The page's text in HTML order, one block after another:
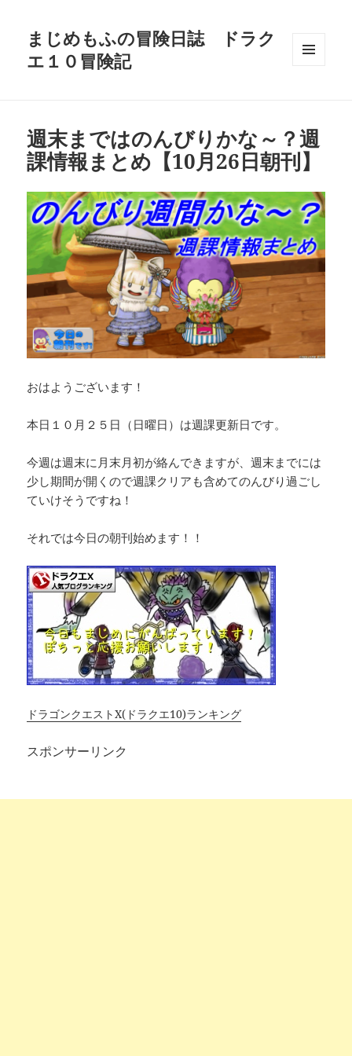
まじめもふの冒険日誌 ドラク
エ１０冒険記
週末まではのんびりかな～？週
課情報まとめ【10月26日朝刊】
おはようございます！
本日１０月２５日（日曜日）は週課更新日です。
今週は週末に月末月初が絡んできますが、週末までには
少し期間が開くので週課クリアも含めてのんびり過ごし
ていけそうですね！
それでは今日の朝刊始めます！！
ドラゴンクエストX(ドラクエ10)ランキング
スポンサーリンク